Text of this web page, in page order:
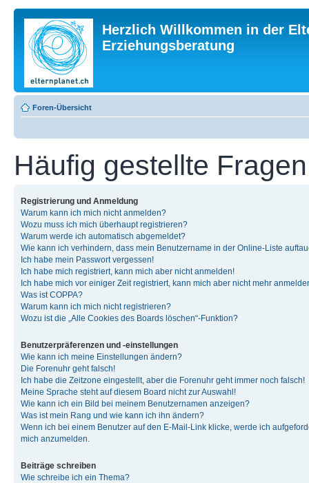
Herzlich Willkommen in der
Erziehungsberatung
Foren-Übersicht
Häufig gestellte Fragen
Registrierung und Anmeldung
Warum kann ich mich nicht anmelden?
Wozu muss ich mich überhaupt registrieren?
Warum werde ich automatisch abgemeldet?
Wie kann ich verhindern, dass mein Benutzername in der Online-Liste
Ich habe mein Passwort vergessen!
Ich habe mich registriert, kann mich aber nicht anmelden!
Ich habe mich vor einiger Zeit registriert, kann mich aber nicht mehr
Was ist COPPA?
Warum kann ich mich nicht registrieren?
Wozu ist die „Alle Cookies des Boards löschen“-Funktion?
Benutzerpräferenzen und -einstellungen
Wie kann ich meine Einstellungen ändern?
Die Forenuhr geht falsch!
Ich habe die Zeitzone eingestellt, aber die Forenuhr geht immer noch falsch!
Meine Sprache steht auf diesem Board nicht zur Auswahl!
Wie kann ich ein Bild bei meinem Benutzernamen anzeigen?
Was ist mein Rang und wie kann ich ihn ändern?
Wenn ich bei einem Benutzer auf den E-Mail-Link klicke, werde ich
mich anzumelden.
Beiträge schreiben
Wie schreibe ich ein Thema?